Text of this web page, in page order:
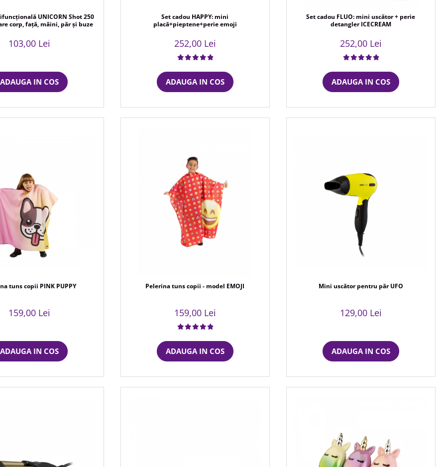
UNICORN Shot 250
corp, față, mâini, păr și buze
103,00 Lei
ADAUGA IN COS
Set cadou HAPPY: mini
placă+pieptene+perie emoji
252,00 Lei
ADAUGA IN COS
Set cadou FLUO: mini uscător + perie
detangler ICECREAM
252,00 Lei
ADAUGA IN COS
tuns copii PINK PUPPY
159,00 Lei
ADAUGA IN COS
Pelerina tuns copii - model EMOJI
159,00 Lei
ADAUGA IN COS
Mini uscător pentru păr UFO
129,00 Lei
ADAUGA IN COS